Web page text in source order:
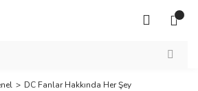
DC Fanlar Hakkında Her Şey